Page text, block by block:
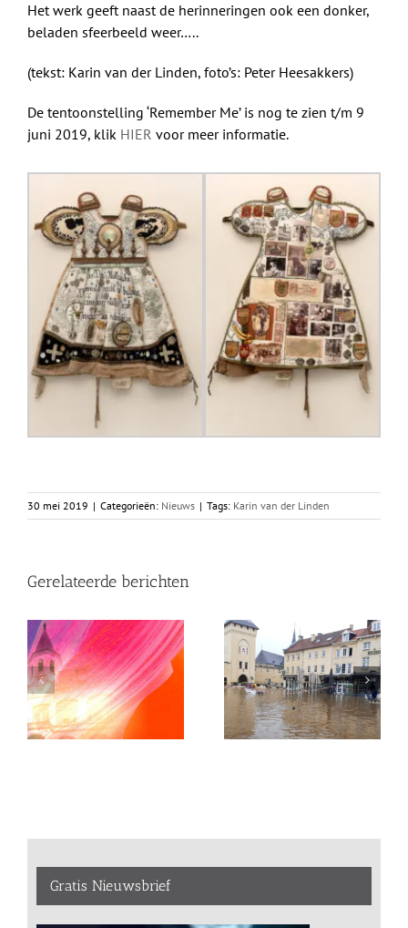
Het werk geeft naast de herinneringen ook een donker,
beladen sfeerbeeld weer…..
(tekst: Karin van der Linden, foto’s: Peter Heesakkers)
De tentoonstelling ‘Remember Me’ is nog te zien t/m 9
juni 2019, klik HIER voor meer informatie.
30 mei 2019 | Categorieën: Nieuws | Tags: Karin van der Linden
Gerelateerde berichten
Gratis Nieuwsbrief